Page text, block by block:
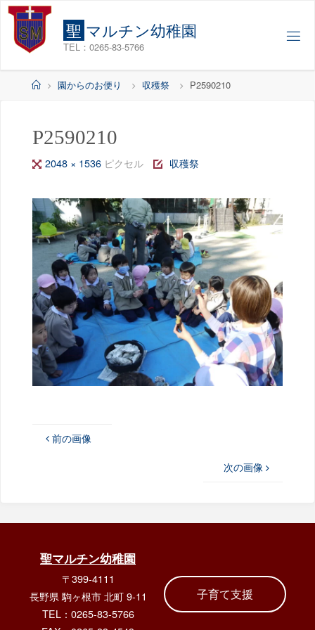
コ
聖 マルチン幼稚園
TEL：0265-83-5766
ホ
園からのお便り 収穫祭 P2590210
P2590210
フ
サ
イ
ズ
2048 × 1536 ピクセル 収穫祭
前の画像
次の画像
聖マルチン幼稚園
〒399-4111
長野県 駒ヶ根市 北町 9-11
TEL：0265-83-5766
子育て支援